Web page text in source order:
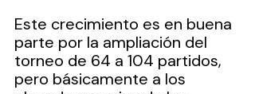
Este crecimiento es en buena
parte por la ampliación del
torneo de 64 a 104 partidos,
pero básicamente a los